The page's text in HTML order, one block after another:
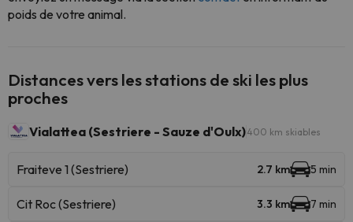
poids de votre animal.
Distances vers les stations de ski les plus
proches
Vialattea (Sestriere - Sauze d'Oulx)400 km skiables
Fraiteve 1 (Sestriere) 2.7 km 5 min
Cit Roc (Sestriere) 3.3 km 7 min